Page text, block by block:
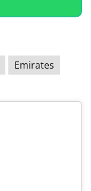
Emirates